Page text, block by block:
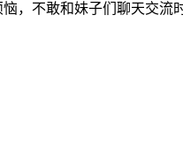
，不敢和妹子们聊天交流